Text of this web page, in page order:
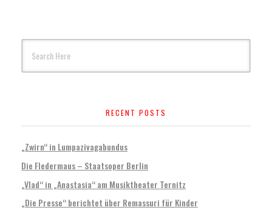
RECENT POSTS
„Zwirn“ in Lumpazivagabundus
Die Fledermaus – Staatsoper Berlin
„Vlad“ in „Anastasia“ am Musiktheater Ternitz
„Die Presse“ berichtet über Remassuri für Kinder